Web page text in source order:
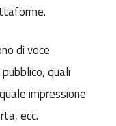
di voce
quali
impressione
ecc.